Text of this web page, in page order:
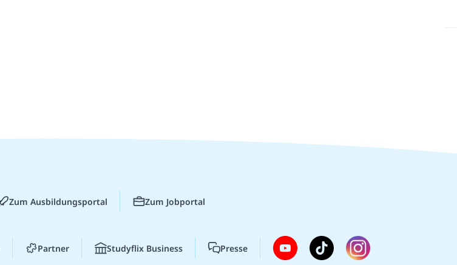
Zum Ausbildungsportal Zum Jobportal
Partner Studyflix Business Presse